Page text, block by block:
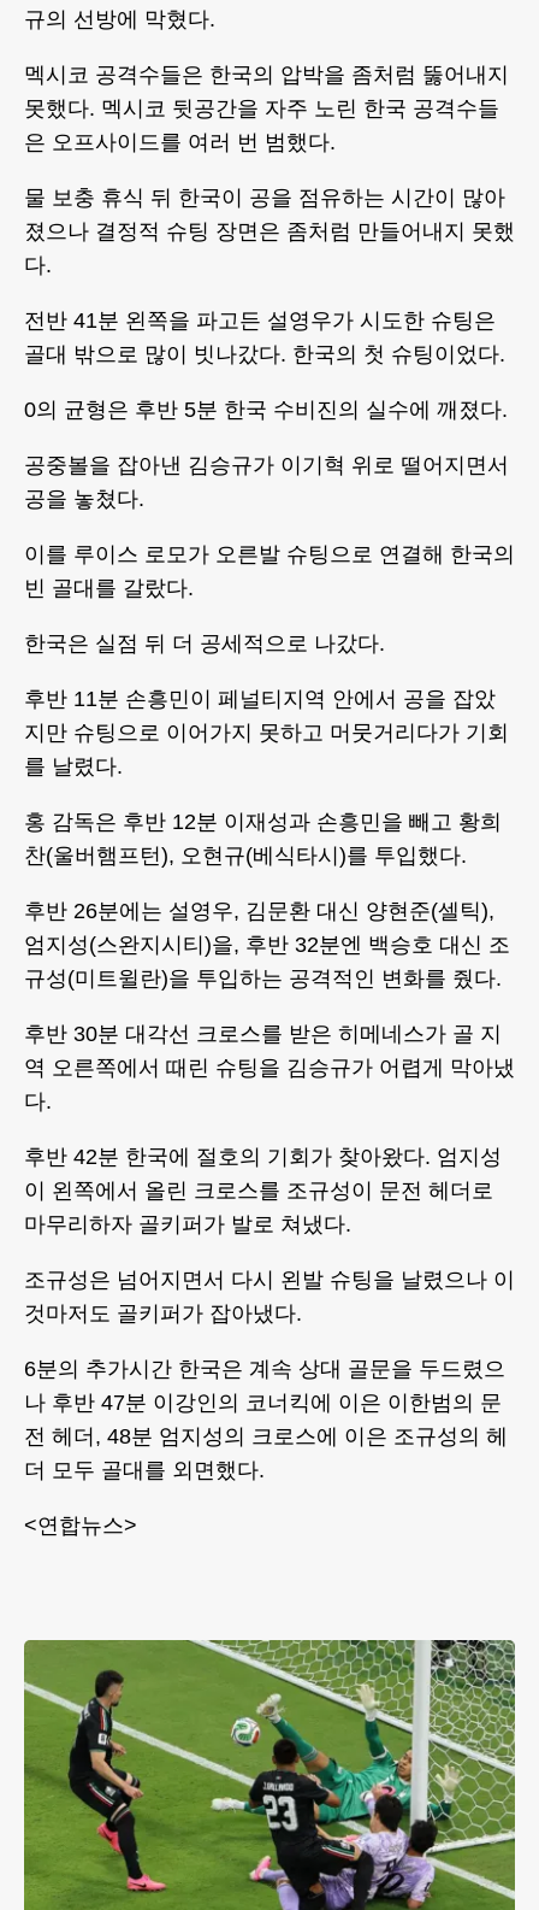
규의 선방에 막혔다.
멕시코 공격수들은 한국의 압박을 좀처럼 뚫어내지
못했다. 멕시코 뒷공간을 자주 노린 한국 공격수들
은 오프사이드를 여러 번 범했다.
물 보충 휴식 뒤 한국이 공을 점유하는 시간이 많아
졌으나 결정적 슈팅 장면은 좀처럼 만들어내지 못했
다.
전반 41분 왼쪽을 파고든 설영우가 시도한 슈팅은
골대 밖으로 많이 빗나갔다. 한국의 첫 슈팅이었다.
0의 균형은 후반 5분 한국 수비진의 실수에 깨졌다.
공중볼을 잡아낸 김승규가 이기혁 위로 떨어지면서
공을 놓쳤다.
이를 루이스 로모가 오른발 슈팅으로 연결해 한국의
빈 골대를 갈랐다.
한국은 실점 뒤 더 공세적으로 나갔다.
후반 11분 손흥민이 페널티지역 안에서 공을 잡았
지만 슈팅으로 이어가지 못하고 머뭇거리다가 기회
를 날렸다.
홍 감독은 후반 12분 이재성과 손흥민을 빼고 황희
찬(울버햄프턴), 오현규(베식타시)를 투입했다.
후반 26분에는 설영우, 김문환 대신 양현준(셀틱),
엄지성(스완지시티)을, 후반 32분엔 백승호 대신 조
규성(미트윌란)을 투입하는 공격적인 변화를 줬다.
후반 30분 대각선 크로스를 받은 히메네스가 골 지
역 오른쪽에서 때린 슈팅을 김승규가 어렵게 막아냈
다.
후반 42분 한국에 절호의 기회가 찾아왔다. 엄지성
이 왼쪽에서 올린 크로스를 조규성이 문전 헤더로
마무리하자 골키퍼가 발로 쳐냈다.
조규성은 넘어지면서 다시 왼발 슈팅을 날렸으나 이
것마저도 골키퍼가 잡아냈다.
6분의 추가시간 한국은 계속 상대 골문을 두드렸으
나 후반 47분 이강인의 코너킥에 이은 이한범의 문
전 헤더, 48분 엄지성의 크로스에 이은 조규성의 헤
더 모두 골대를 외면했다.
<연합뉴스>